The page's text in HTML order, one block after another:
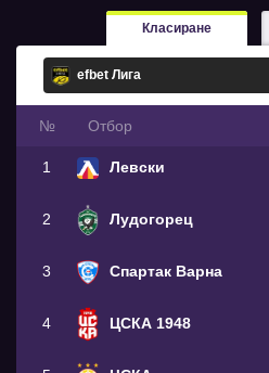
Класиране
№ Oтбор
1 Левски
2 Лудогорец
3 Спартак Варна
4 ЦСКА 1948